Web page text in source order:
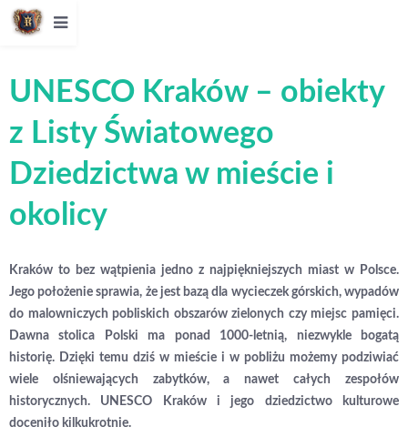
UNESCO Kraków – obiekty
z Listy Światowego
Dziedzictwa w mieście i
okolicy
Kraków to bez wątpienia jedno z najpiękniejszych miast w Polsce.
Jego położenie sprawia, że jest bazą dla wycieczek górskich, wypadów
do malowniczych pobliskich obszarów zielonych czy miejsc pamięci.
Dawna stolica Polski ma ponad 1000-letnią, niezwykle bogatą
historię. Dzięki temu dziś w mieście i w pobliżu możemy podziwiać
wiele olśniewających zabytków, a nawet całych zespołów
historycznych. UNESCO Kraków i jego dziedzictwo kulturowe
doceniło kilkukrotnie.